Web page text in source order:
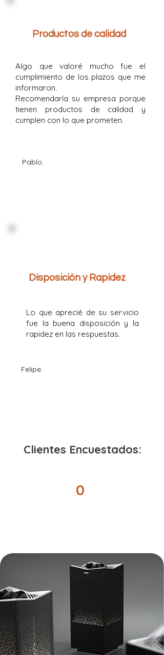
Productos de calidad
Pablo.
Algo que valoré mucho fue el
cumplimiento de los plazos que me
informaron.
Recomendaría su empresa porque
tienen productos de calidad y
cumplen con lo que prometen.
Disposición y Rapidez
Lo que aprecié de su servicio
fue la buena disposición y la
rapidez en las respuestas.
Felipe.
Clientes Encuestados:
0